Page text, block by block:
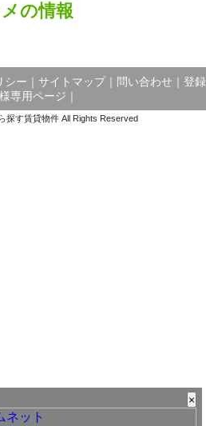
の情報
シー サイトマップ｜ 問い合わせ
登録
専用ページ
探す賃貸物件 All Rights Reserved